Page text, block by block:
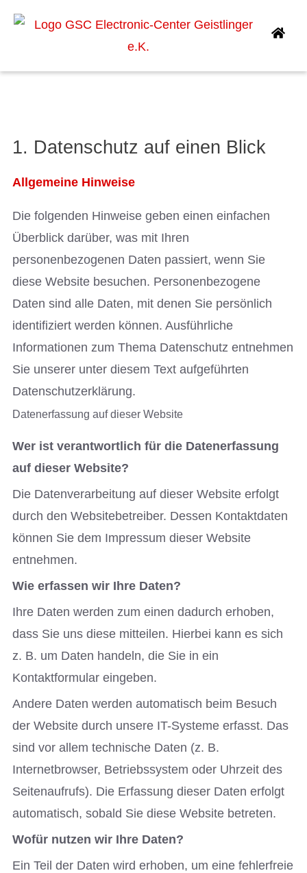
1. Datenschutz auf einen Blick
Allgemeine Hinweise
Die folgenden Hinweise geben einen einfachen
Überblick darüber, was mit Ihren
personenbezogenen Daten passiert, wenn Sie
diese Website besuchen. Personenbezogene
Daten sind alle Daten, mit denen Sie persönlich
identifiziert werden können. Ausführliche
Informationen zum Thema Datenschutz entnehmen
Sie unserer unter diesem Text aufgeführten
Datenschutzerklärung.
Datenerfassung auf dieser Website
Wer ist verantwortlich für die Datenerfassung
auf dieser Website?
Die Datenverarbeitung auf dieser Website erfolgt
durch den Websitebetreiber. Dessen Kontaktdaten
können Sie dem Impressum dieser Website
entnehmen.
Wie erfassen wir Ihre Daten?
Ihre Daten werden zum einen dadurch erhoben,
dass Sie uns diese mitteilen. Hierbei kann es sich
z. B. um Daten handeln, die Sie in ein
Kontaktformular eingeben.
Andere Daten werden automatisch beim Besuch
der Website durch unsere IT-Systeme erfasst. Das
sind vor allem technische Daten (z. B.
Internetbrowser, Betriebssystem oder Uhrzeit des
Seitenaufrufs). Die Erfassung dieser Daten erfolgt
automatisch, sobald Sie diese Website betreten.
Wofür nutzen wir Ihre Daten?
Ein Teil der Daten wird erhoben, um eine fehlerfreie